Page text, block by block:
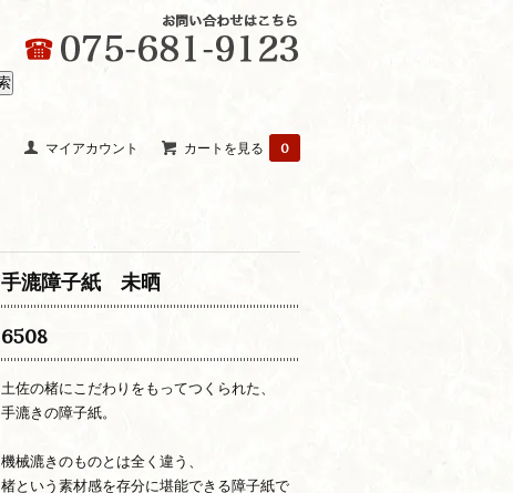
マイアカウント カートを見る 0
手漉障子紙 未晒
6508
土佐の楮にこだわりをもってつくられた、
手漉きの障子紙。
機械漉きのものとは全く違う、
楮という素材感を存分に堪能できる障子紙で